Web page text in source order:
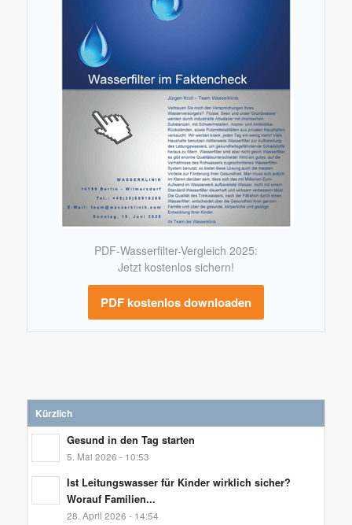
PDF-Wasserfilter-Vergleich 2025:
Jetzt kostenlos sichern!
PDF kostenlos downloaden
Kürzlich
Gesund in den Tag starten
5. Mai 2026 - 10:53
Ist Leitungswasser für Kinder wirklich sicher?
Worauf Familien...
28. April 2026 - 14:54